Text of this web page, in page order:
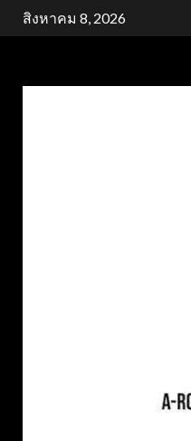
Skipสิงหาคม 8, 2026